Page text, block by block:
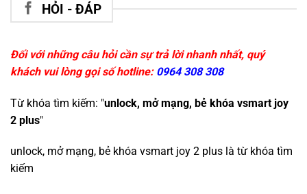
HỎI - ĐÁP
Đối với những câu hỏi cần sự trả lời nhanh nhất, quý
khách vui lòng gọi số hotline: 0964 308 308
Từ khóa tìm kiếm: "unlock, mở mạng, bẻ khóa vsmart joy
2 plus"
unlock, mở mạng, bẻ khóa vsmart joy 2 plus là từ khóa tìm
kiếm